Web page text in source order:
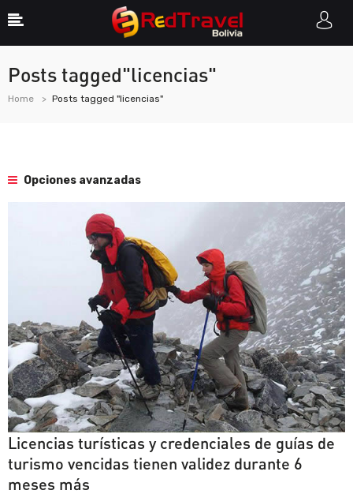
Posts tagged"licencias"
Home Posts tagged "licencias"
Opciones avanzadas
Licencias turísticas y credenciales de guías de
turismo vencidas tienen validez durante 6
meses más